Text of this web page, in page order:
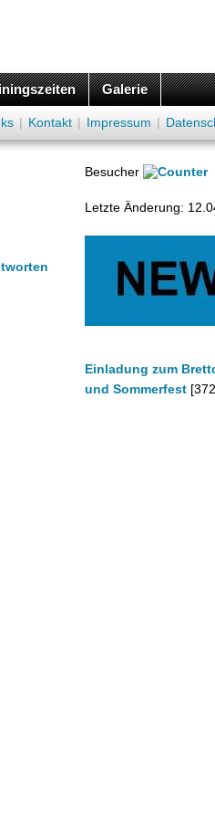
Galerie
| Kontakt | Impressum |
Besucher
Letzte Änderung:
Einladung zum
und Sommerfest